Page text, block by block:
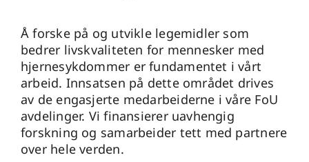
Å forske på og utvikle legemidler som
bedrer livskvaliteten for mennesker med
hjernesykdommer er fundamentet i vårt
arbeid. Innsatsen på dette området drives
av de engasjerte medarbeiderne i våre FoU
avdelinger. Vi finansierer uavhengig
forskning og samarbeider tett med partnere
over hele verden.